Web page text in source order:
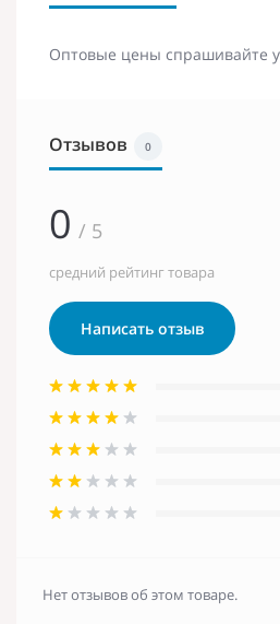
Оптовые цены спрашивайте
Отзывов 0
0 / 5
средний рейтинг товара
Написать отзыв
Нет отзывов об этом товаре.